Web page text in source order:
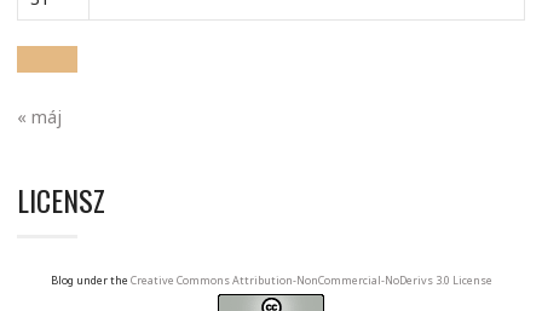
« máj
LICENSZ
Blog under the Creative Commons Attribution-NonCommercial-NoDerivs 3.0 License